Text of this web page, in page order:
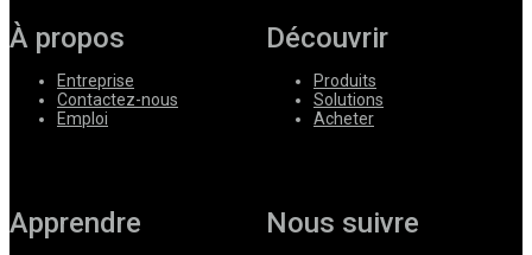
À propos
Entreprise
Contactez-nous
Emploi
Découvrir
Produits
Solutions
Acheter
Apprendre Nous suivre